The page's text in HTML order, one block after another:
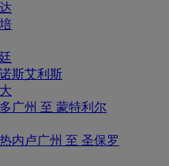
斯艾利斯
广州 至 蒙特利尔
内卢广州 至 圣保罗